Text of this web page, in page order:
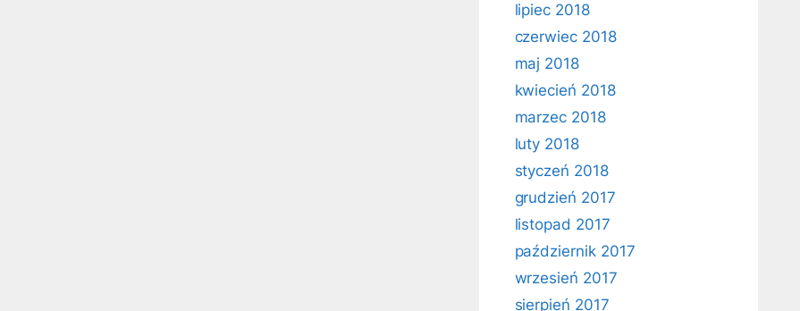
lipiec 2018
czerwiec 2018
maj 2018
kwiecień 2018
marzec 2018
luty 2018
styczeń 2018
grudzień 2017
listopad 2017
październik 2017
wrzesień 2017
sierpień 2017